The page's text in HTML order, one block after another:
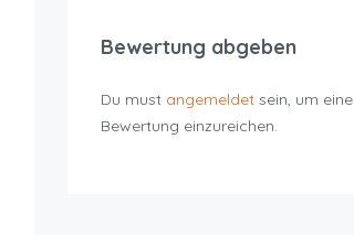
Bewertung abgeben
Du must angemeldet sein, um eine
Bewertung einzureichen.